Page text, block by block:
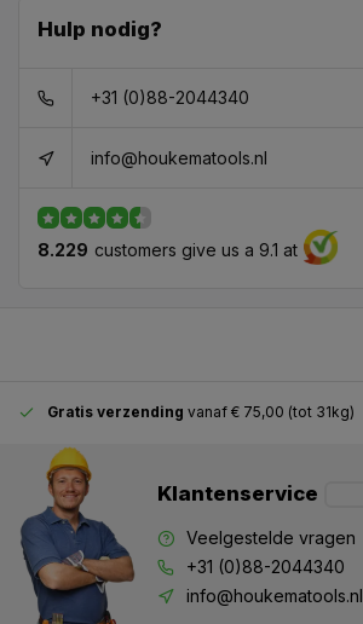
Hulp nodig?
+31 (0)88-2044340
info@houkematools.nl
8.229 customers give us a 9.1 at
Gratis verzending vanaf € 75,00 (tot 31kg)
Klantenservice
Veelgestelde vragen
+31 (0)88-2044340
info@houkematools.nl